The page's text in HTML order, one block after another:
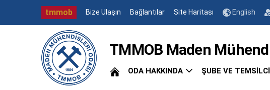
tmmob Bize Ulaşın Bağlantılar Site Haritası English
TMMOB Maden
ODA HAKKINDA ŞUBE VE